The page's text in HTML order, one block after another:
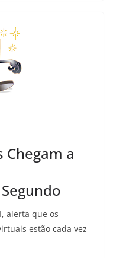
Chegam a
alerta que os
estão cada vez